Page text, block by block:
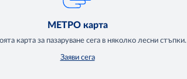
МЕТРО карта
карта за пазаруване сега в няколко лесни стъпки.
Заяви сега